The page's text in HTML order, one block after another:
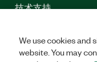
技术支持
We use cookies and
website. You may